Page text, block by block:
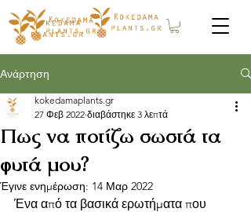
Ανάρτηση
Πως να ποτίζω σωστά τα
φυτά μου?
kokedamaplants.gr
27 Φεβ 2022 διαβάστηκε 3 λεπτά
Έγινε ενημέρωση: 14 Μαρ 2022
Ένα από τα βασικά ερωτήματα που